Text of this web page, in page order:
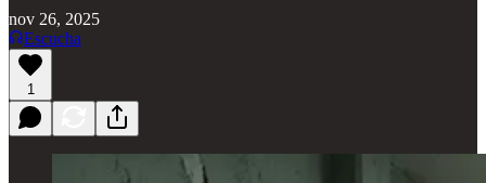
nov 26, 2025
Escucha
1